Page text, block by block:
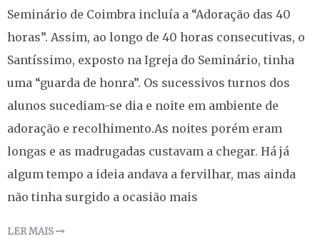
Seminário de Coimbra incluía a “Adoração das 40
horas”. Assim, ao longo de 40 horas consecutivas, o
Santíssimo, exposto na Igreja do Seminário, tinha
uma “guarda de honra”. Os sucessivos turnos dos
alunos sucediam-se dia e noite em ambiente de
adoração e recolhimento.As noites porém eram
longas e as madrugadas custavam a chegar. Há já
algum tempo a ideia andava a fervilhar, mas ainda
não tinha surgido a ocasião mais
LER MAIS